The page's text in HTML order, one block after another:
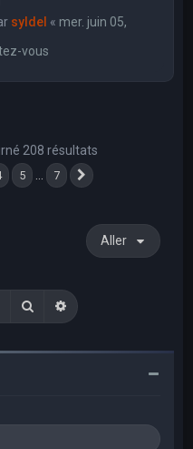
syldel « mer. juin 05,
vous
208 résultats
5 7
Aller
RechercherRecherche avancée